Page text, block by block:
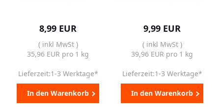
8,99 EUR
( inkl MwSt )
35,96 EUR pro 1 kg
Lieferzeit:1-3 Werktage*
In den Warenkorb
9,99 EUR
( inkl MwSt )
39,96 EUR pro 1 kg
Lieferzeit:1-3 Werktage*
In den Warenkorb